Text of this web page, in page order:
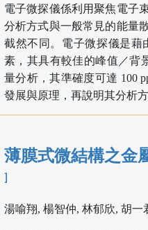
電子微探儀係利用聚焦電子
分析方式與一般常見的能量
截然不同。電子微探儀是藉
素，其具有較佳的峰值／背
量分析，其準確度可達 100
發展與原理，再說明其分析方
薄膜式微結構之金
湯喻翔, 楊智仲, 林郁欣, 胡一